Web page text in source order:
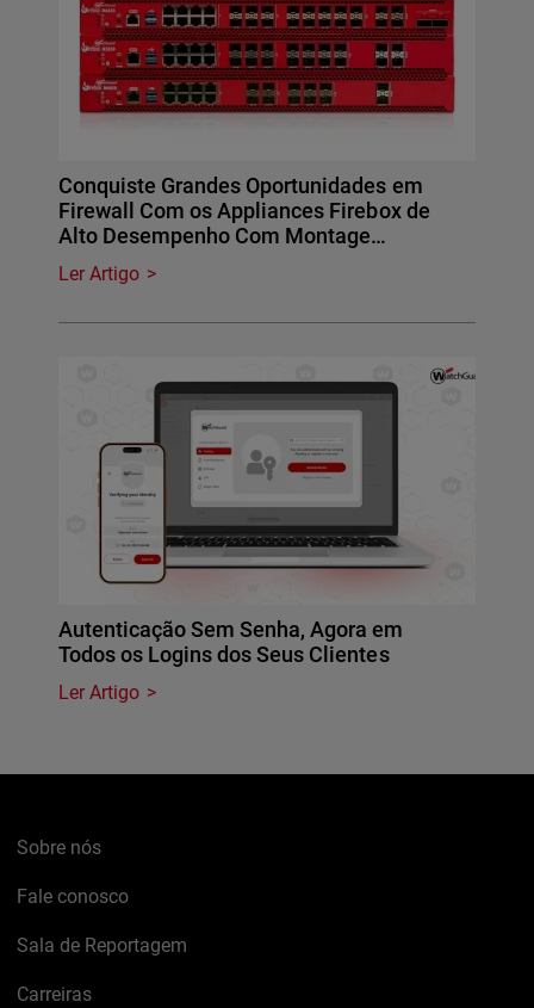
Conquiste Grandes Oportunidades em
Firewall Com os Appliances Firebox de
Alto Desempenho Com Montage…
Ler Artigo
Autenticação Sem Senha, Agora em
Todos os Logins dos Seus Clientes
Ler Artigo
Sobre nós
Fale conosco
Sala de Reportagem
Carreiras